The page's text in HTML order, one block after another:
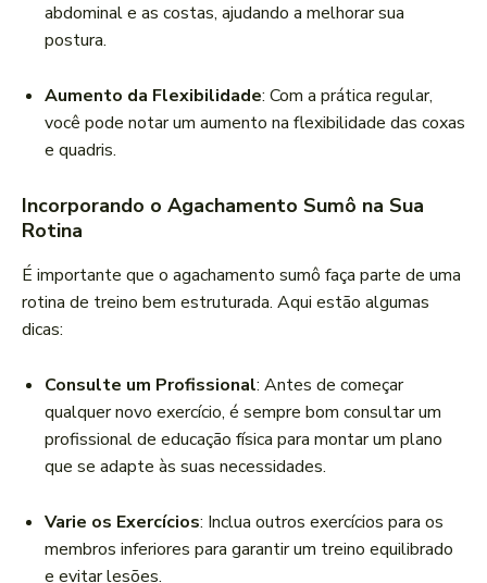
abdominal e as costas, ajudando a melhorar sua
postura.
Aumento da Flexibilidade: Com a prática regular,
você pode notar um aumento na flexibilidade das coxas
e quadris.
Incorporando o Agachamento Sumô na Sua
Rotina
É importante que o agachamento sumô faça parte de uma
rotina de treino bem estruturada. Aqui estão algumas
dicas:
Consulte um Profissional: Antes de começar
qualquer novo exercício, é sempre bom consultar um
profissional de educação física para montar um plano
que se adapte às suas necessidades.
Varie os Exercícios: Inclua outros exercícios para os
membros inferiores para garantir um treino equilibrado
e evitar lesões.